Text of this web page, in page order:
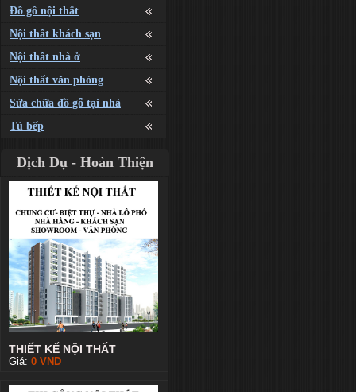
Đồ gỗ nội thất
Nội thất khách sạn
Nội thất nhà ở
Nội thất văn phòng
Sửa chữa đồ gỗ tại nhà
Tủ bếp
Dịch Dụ - Hoàn Thiện
THIẾT KẾ NỘI THẤT
Giá: 0 VND